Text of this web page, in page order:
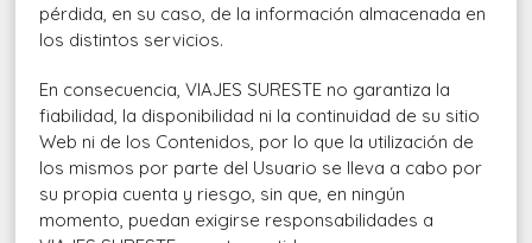
pérdida, en su caso, de la información almacenada en
los distintos servicios.
En consecuencia, VIAJES SURESTE no garantiza la
fiabilidad, la disponibilidad ni la continuidad de su sitio
Web ni de los Contenidos, por lo que la utilización de
los mismos por parte del Usuario se lleva a cabo por
su propia cuenta y riesgo, sin que, en ningún
momento, puedan exigirse responsabilidades a